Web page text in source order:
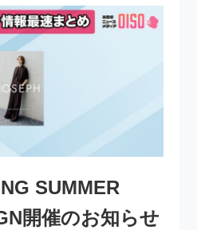
SUMMER
開催のお知らせ